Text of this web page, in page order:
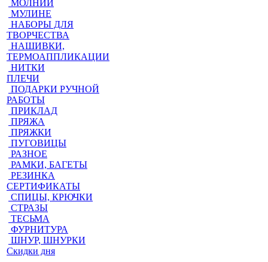
МОЛНИИ
МУЛИНЕ
НАБОРЫ ДЛЯ
ТВОРЧЕСТВА
НАШИВКИ,
ТЕРМОАППЛИКАЦИИ
НИТКИ
ПЛЕЧИ
ПОДАРКИ РУЧНОЙ
РАБОТЫ
ПРИКЛАД
ПРЯЖА
ПРЯЖКИ
ПУГОВИЦЫ
РАЗНОЕ
РАМКИ, БАГЕТЫ
РЕЗИНКА
СЕРТИФИКАТЫ
СПИЦЫ, КРЮЧКИ
СТРАЗЫ
ТЕСЬМА
ФУРНИТУРА
ШНУР, ШНУРКИ
Скидки дня